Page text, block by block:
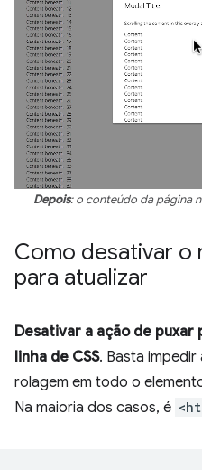
Depois: o conteúdo da página
Como desativar o
para atualizar
Desativar a ação de puxar
linha de CSS. Basta
rolagem em todo o
Na maioria dos casos, é